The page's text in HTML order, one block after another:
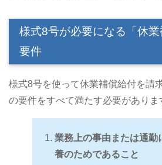
様式8号が必要になる「休
要件
様式8号を使って休業補償給付を請
の要件をすべて満たす必要がありま
業務上の事由または通勤
養のためであること